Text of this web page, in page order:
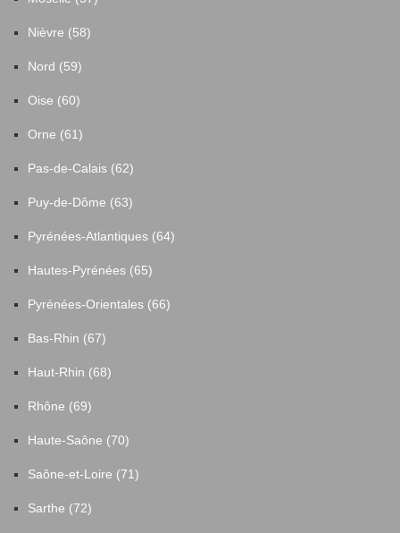
Nièvre (58)
Nord (59)
Oise (60)
Orne (61)
Pas-de-Calais (62)
Puy-de-Dôme (63)
Pyrénées-Atlantiques (64)
Hautes-Pyrénées (65)
Pyrénées-Orientales (66)
Bas-Rhin (67)
Haut-Rhin (68)
Rhône (69)
Haute-Saône (70)
Saône-et-Loire (71)
Sarthe (72)